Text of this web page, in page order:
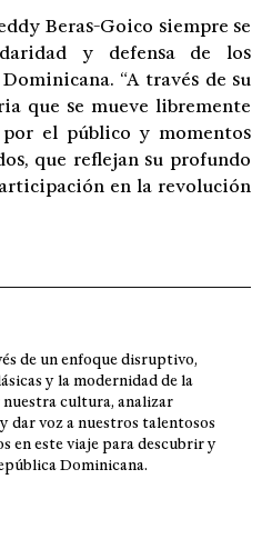
Beras-Goico siempre se
y defensa de los
“A través de su
que se mueve libremente
el público y momentos
que reflejan su profundo
en la revolución
de un enfoque disruptivo,
y la modernidad de la
cultura, analizar
voz a nuestros talentosos
en este viaje para descubrir y
Dominicana.